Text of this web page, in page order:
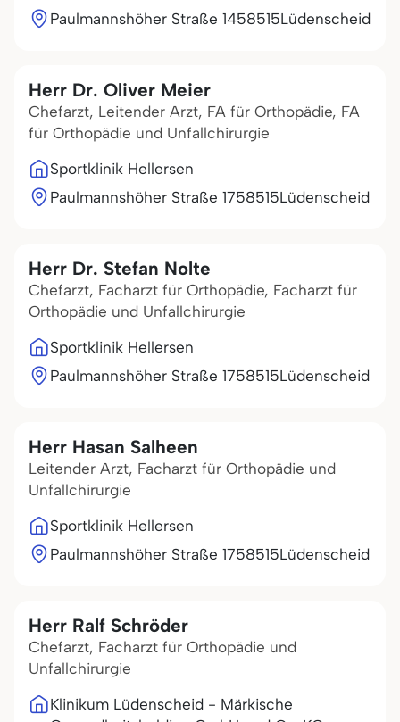
Paulmannshöher Straße 1458515Lüdenscheid
Herr Dr. Oliver Meier
Chefarzt, Leitender Arzt, FA für Orthopädie, FA
für Orthopädie und Unfallchirurgie
Sportklinik Hellersen
Paulmannshöher Straße 1758515Lüdenscheid
Herr Dr. Stefan Nolte
Chefarzt, Facharzt für Orthopädie, Facharzt für
Orthopädie und Unfallchirurgie
Sportklinik Hellersen
Paulmannshöher Straße 1758515Lüdenscheid
Herr Hasan Salheen
Leitender Arzt, Facharzt für Orthopädie und
Unfallchirurgie
Sportklinik Hellersen
Paulmannshöher Straße 1758515Lüdenscheid
Herr Ralf Schröder
Chefarzt, Facharzt für Orthopädie und
Unfallchirurgie
Klinikum Lüdenscheid - Märkische